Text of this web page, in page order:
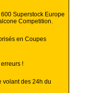
Superstock Europe
Competition.
en Coupes
!
volant des 24h du